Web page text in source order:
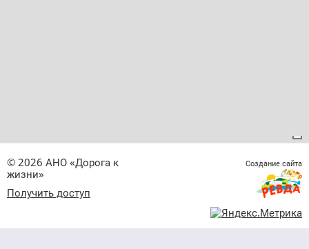
© 2026 АНО «Дорога к
жизни»
Получить доступ
Создание сайта